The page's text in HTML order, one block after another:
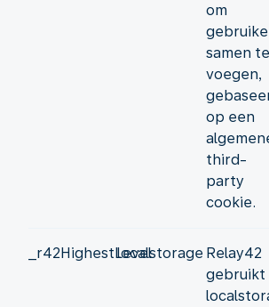
om
samen te
voegen,
op een
third-
party
cookie.
_r42HighestLevellocalstorage Relay42
gebruikt